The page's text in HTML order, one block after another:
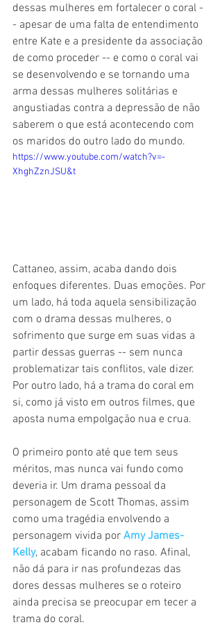
dessas mulheres em fortalecer o coral -
- apesar de uma falta de entendimento
entre Kate e a presidente da associação
de como proceder -- e como o coral vai
se desenvolvendo e se tornando uma
arma dessas mulheres solitárias e
angustiadas contra a depressão de não
saberem o que está acontecendo com
os maridos do outro lado do mundo.
https://www.youtube.com/watch?v=-
XhghZznJSU&t
Cattaneo, assim, acaba dando dois
enfoques diferentes. Duas emoções. Por
um lado, há toda aquela sensibilização
com o drama dessas mulheres, o
sofrimento que surge em suas vidas a
partir dessas guerras -- sem nunca
problematizar tais conflitos, vale dizer.
Por outro lado, há a trama do coral em
si, como já visto em outros filmes, que
aposta numa empolgação nua e crua.
O primeiro ponto até que tem seus
méritos, mas nunca vai fundo como
deveria ir. Um drama pessoal da
personagem de Scott Thomas, assim
como uma tragédia envolvendo a
personagem vivida por Amy James-
Kelly, acabam ficando no raso. Afinal,
não dá para ir nas profundezas das
dores dessas mulheres se o roteiro
ainda precisa se preocupar em tecer a
trama do coral.